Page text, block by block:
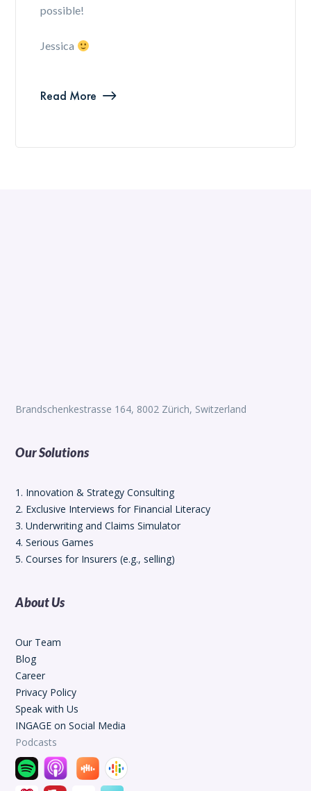
possible!
Jessica
Read More
Brandschenkestrasse 164, 8002 Zürich, Switzerland
Our Solutions
1. Innovation & Strategy Consulting
2. Exclusive Interviews for Financial Literacy
3. Underwriting and Claims Simulator
4. Serious Games
5. Courses for Insurers (e.g., selling)
About Us
Our Team
Blog
Career
Privacy Policy
Speak with Us
INGAGE on Social Media
Podcasts